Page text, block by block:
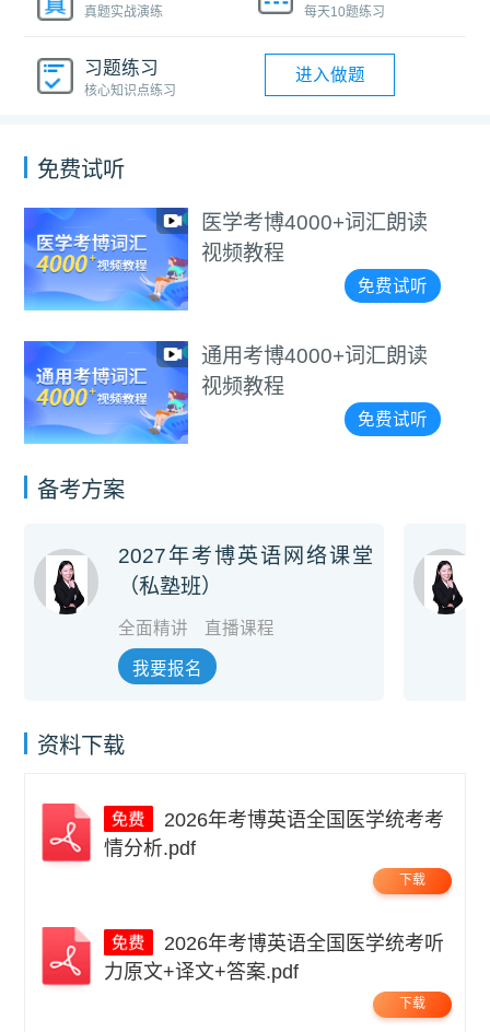
真题实战演练 每天10题练习
习题练习
核心知识点练习
进入做题
免费试听
博4000+词汇朗读
程
免费试听
博4000+词汇朗读
程
免费试听
备考方案
2027年考博英语网络课堂
（私塾班）
全面精讲 直播课程
我要报名
资料下载
情分析.pdf
下载
力原文+译文+答案.pdf
下载